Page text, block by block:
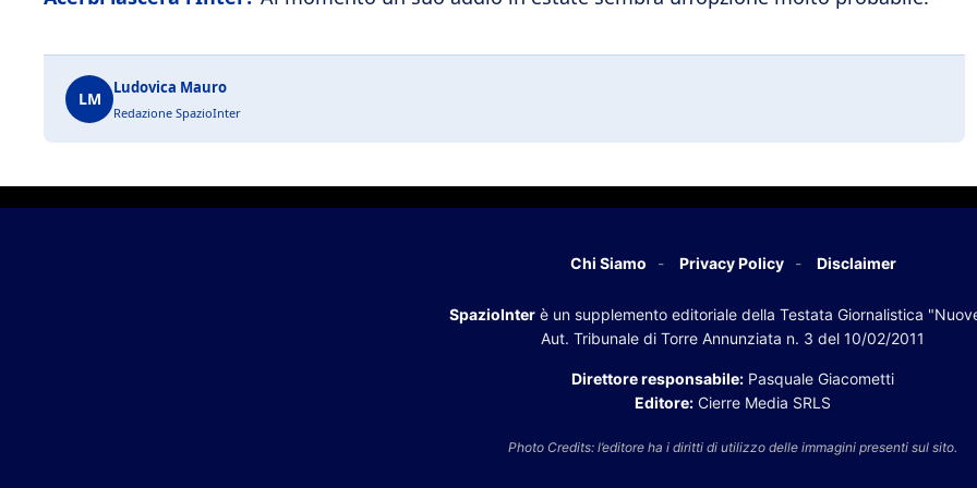
LM
Ludovica Mauro
Redazione SpazioInter
Chi Siamo Privacy Policy Disclaimer
SpazioInterè un supplemento editoriale della Testata Giornalistica
Aut. Tribunale di Torre Annunziata n. 3 del 10/02/2011
Direttore responsabile: Pasquale Giacometti
Editore: Cierre Media SRLS
Photo Credits: l’editore ha i diritti di utilizzo delle immagini presenti sul sito.